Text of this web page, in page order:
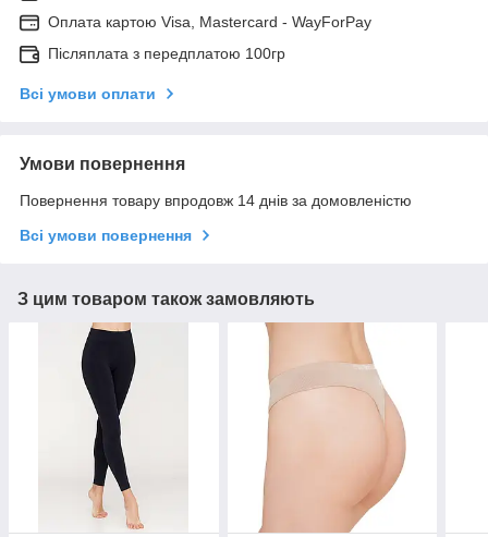
Оплата картою Visa, Mastercard - WayForPay
Післяплата з передплатою 100гр
Всі умови оплати
Умови повернення
Повернення товару впродовж 14 днів за домовленістю
Всі умови повернення
З цим товаром також замовляють